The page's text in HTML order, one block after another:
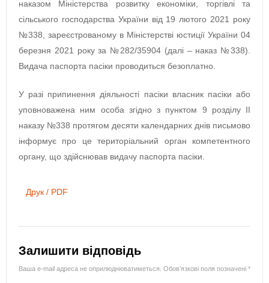
наказом Міністерства розвитку економіки, торгівлі та
сільського господарства України від 19 лютого 2021 року
№338, зареєстрованому в Міністерстві юстиції України 04
березня 2021 року за №282/35904 (далі – наказ №338).
Видача паспорта пасіки проводиться безоплатно.
У разі припинення діяльності пасіки власник пасіки або
уповноважена ним особа згідно з пунктом 9 розділу II
наказу №338 протягом десяти календарних днів письмово
інформує про це територіальний орган компетентного
органу, що здійснював видачу паспорта пасіки.
Друк / PDF
Залишити відповідь
Ваша e-mail адреса не оприлюднюватиметься. Обов’язкові поля позначені *